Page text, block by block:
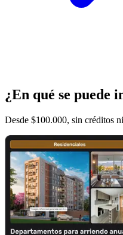
¿En qué se puede
Desde $100.000, sin créditos